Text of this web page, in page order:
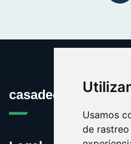
Usamos
de
casadecultura.es